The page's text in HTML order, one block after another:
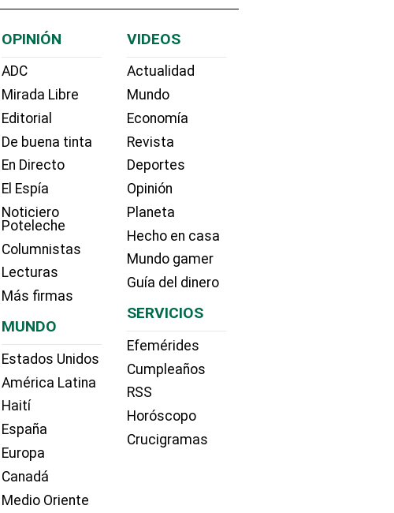
OPINIÓN
ADC
Mirada Libre
Editorial
De buena tinta
En Directo
El Espía
Noticiero
Poteleche
Columnistas
Lecturas
Más firmas
MUNDO
Estados Unidos
América Latina
Haití
España
Europa
Canadá
Medio Oriente
VIDEOS
Actualidad
Mundo
Economía
Revista
Deportes
Opinión
Planeta
Hecho en casa
Mundo gamer
Guía del dinero
SERVICIOS
Efemérides
Cumpleaños
RSS
Horóscopo
Crucigramas